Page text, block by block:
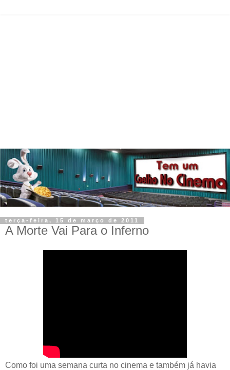
terça-feira, 15 de março de 2011
A Morte Vai Para o Inferno
Como foi uma semana curta no cinema e também já havia